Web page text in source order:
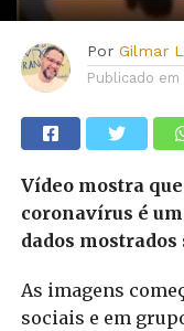
Por Gilmar
Publicado em
Vídeo mostra
coronavírus é
dados mostrados
As imagens
sociais e em